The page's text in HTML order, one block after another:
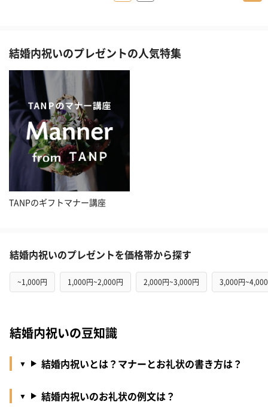
結婚内祝いのプレゼントの人気特集
TANPのギフトマナー講座
結婚内祝いのプレゼントを価格帯から探す
~1,000円 1,000円~2,000円 2,000円~3,000円 3,000円
結婚内祝いの豆知識
結婚内祝いとは？マナーとお礼状の書き方は？
結婚内祝いのお礼状の例文は？